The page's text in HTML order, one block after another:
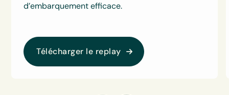
d’embarquement efficace.
Télécharger le replay